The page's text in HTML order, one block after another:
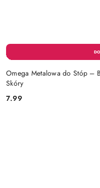
Omega Metalowa do Stóp –
Skóry
Cena:
7.99